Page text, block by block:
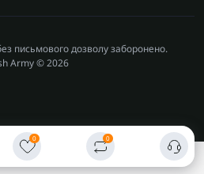
0 0
письмового дозволу заборонено.
Army © 2026